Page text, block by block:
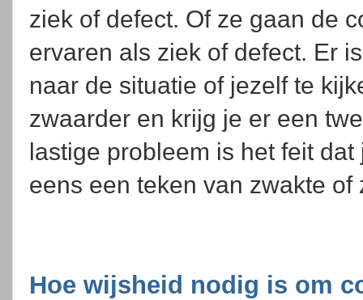
ziek of defect. Of ze gaan de
ervaren als ziek of defect. Er
naar de situatie of jezelf te
zwaarder en krijg je er een
lastige probleem is het feit
eens een teken van zwakte
Hoe wijsheid nodig is om